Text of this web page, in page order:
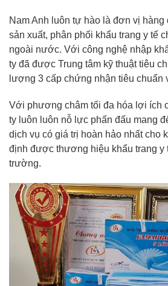
Nam Anh luôn tự hào là đơn vị hàng
sản xuất, phân phối khẩu trang y tế
ngoài nước. Với công nghệ nhập
ty đã được Trung tâm kỹ thuật tiêu
lượng 3 cấp chứng nhận tiêu chuẩn
Với phương châm tối đa hóa lợi ích
ty luôn luôn nỗ lực phấn đấu mang
dịch vụ có giá trị hoàn hảo nhất cho
định được thương hiệu khẩu trang y
trường.